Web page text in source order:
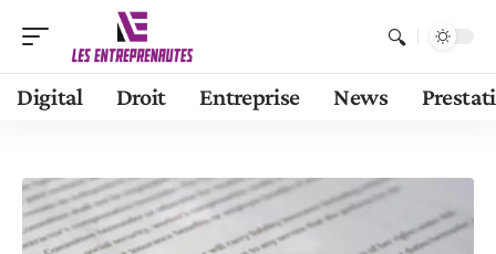
Digital Droit Entreprise News